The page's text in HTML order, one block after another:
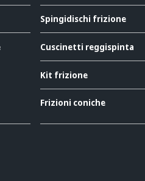
Spingidischi frizione
Cuscinetti reggispinta
Kit frizione
Frizioni coniche